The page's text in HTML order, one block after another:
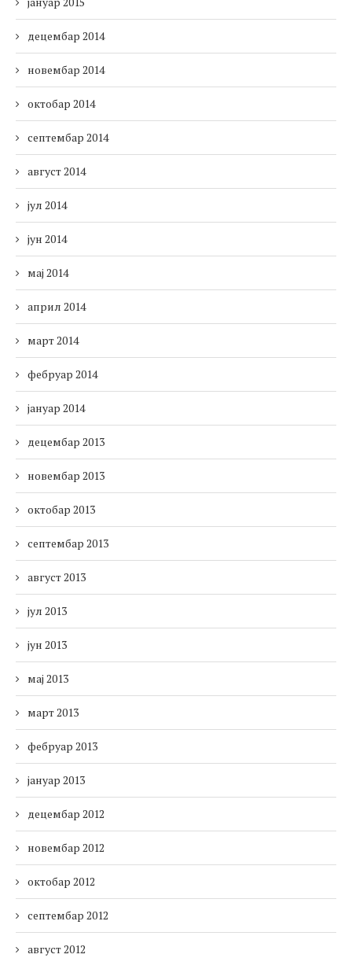
децембар 2014
новембар 2014
октобар 2014
септембар 2014
август 2014
јул 2014
јун 2014
мај 2014
април 2014
март 2014
фебруар 2014
јануар 2014
децембар 2013
новембар 2013
октобар 2013
септембар 2013
август 2013
јул 2013
јун 2013
мај 2013
март 2013
фебруар 2013
јануар 2013
децембар 2012
новембар 2012
октобар 2012
септембар 2012
август 2012